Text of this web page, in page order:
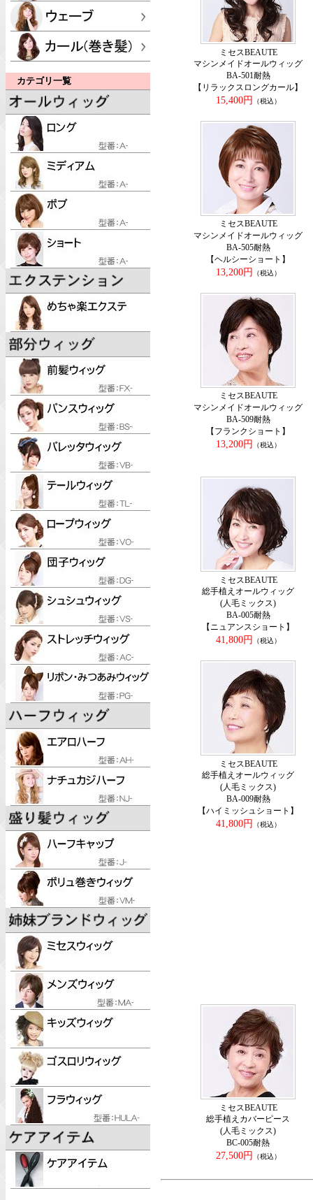
カテゴリ一覧
ミセスBEAUTE
マシンメイドオールウィッグ
BA-501耐熱
【リラックスロングカール】
15,400円
（税込）
ミセスBEAUTE
マシンメイドオールウィッグ
BA-505耐熱
【ヘルシーショート】
13,200円
（税込）
ミセスBEAUTE
マシンメイドオールウィッグ
BA-509耐熱
【フランクショート】
13,200円
（税込）
ミセスBEAUTE
総手植えオールウィッグ
(人毛ミックス)
BA-005耐熱
【ニュアンスショート】
41,800円
（税込）
ミセスBEAUTE
総手植えオールウィッグ
(人毛ミックス)
BA-009耐熱
【ハイミッシュショート】
41,800円
（税込）
ミセスBEAUTE
総手植えカバーピース
(人毛ミックス)
BC-005耐熱
27,500円
（税込）